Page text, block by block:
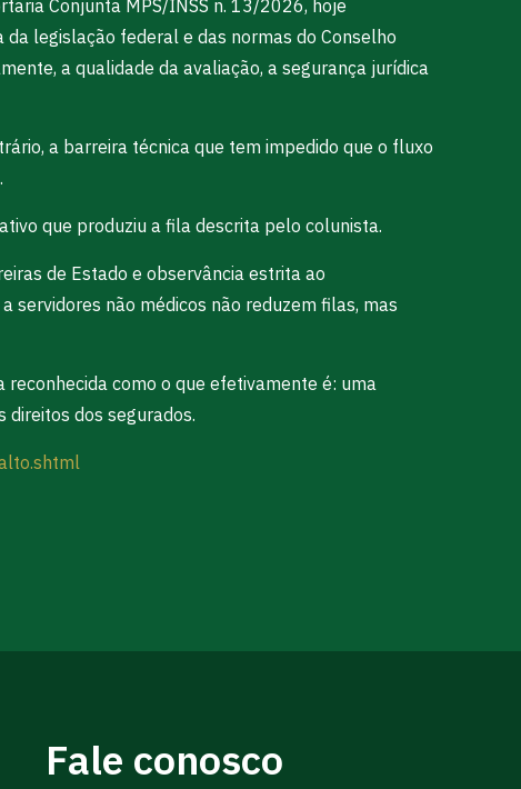
Conjunta MPS/INSS n. 13/2026, hoje
legislação federal e das normas do Conselho
a qualidade da avaliação, a segurança jurídica
a barreira técnica que tem impedido que o fluxo
que produziu a fila descrita pelo colunista.
de Estado e observância estrita ao
servidores não médicos não reduzem filas, mas
como o que efetivamente é: uma
dos segurados.
Fale conosco